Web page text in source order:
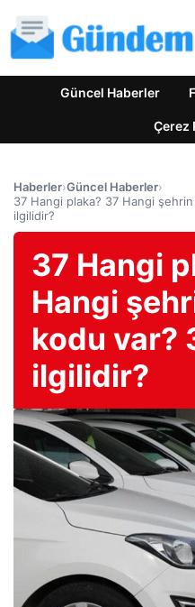
Güncel Haberler
Çerez
Haberler›Güncel Haberler›
37 Hangi plaka? 37 Hangi
ilgilidir?
37 Hangi
Hangi
kodu var?
ilgilidir?